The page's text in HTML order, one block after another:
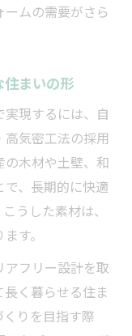
ムの需要がさら
まいの形
現するには、自
気密工法の採用
木材や土壁、和
、長期的に快適
うした素材は、
す。
アフリー設計を取
く暮らせる住ま
りを目指す際